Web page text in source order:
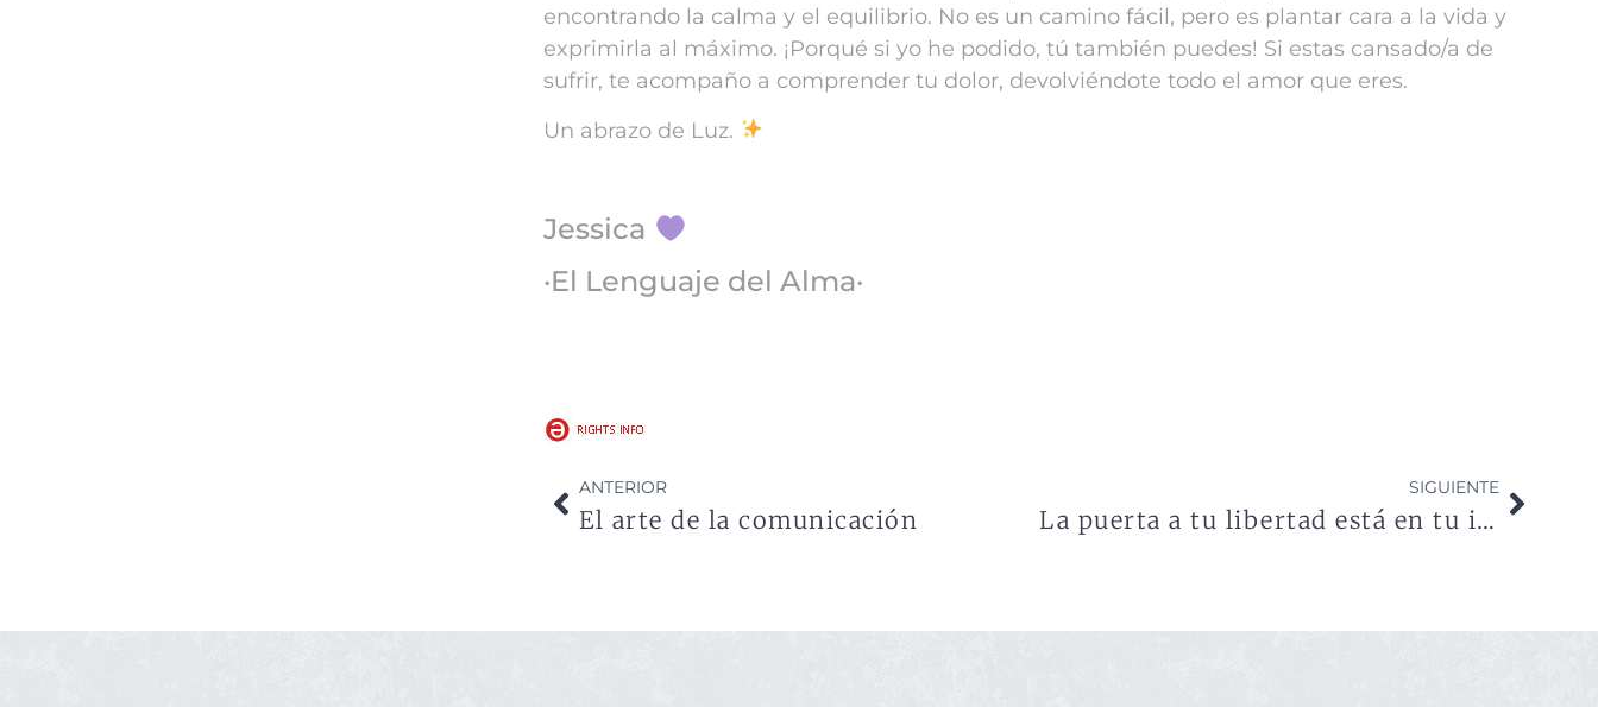
encontrando la calma y el equilibrio. No es un camino fácil, pero es plantar cara a la vida y
exprimirla al máximo. ¡Porqué si yo he podido, tú también puedes! Si estas cansado/a de
sufrir, te acompaño a comprender tu dolor, devolviéndote todo el amor que eres.
Un abrazo de Luz.
Jessica
·El Lenguaje del Alma·
ANTERIOR
El arte de la comunicación
SIGUIENTE
La puerta a tu libertad está en tu interior